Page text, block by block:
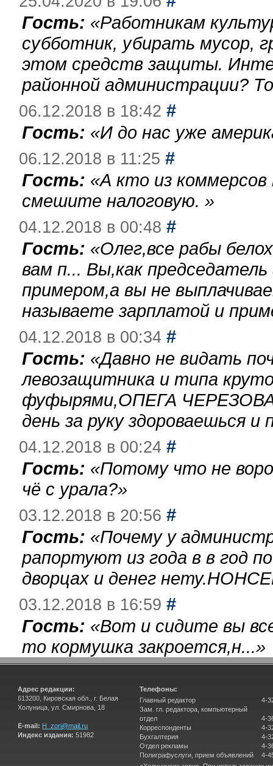
Гость: «Работникам
субботник, убирать мусор,
этом средств защиты.
районной администрации?
06.12.2018 в 18:42 #
Гость: «И до нас уже
06.12.2018 в 11:25 #
Гость: «А кто из
смешите налоговую. »
04.12.2018 в 00:48 #
Гость: «Олег,все рабы
вам п... Вы,как
примером,а вы не
называете зарплатой и
04.12.2018 в 00:34 #
Гость: «Давно не видать
левозащитника и типа
фуфырями,ОПЕГА
день за руку здороваешься
04.12.2018 в 00:24 #
Гость: «Потому что не
чё с урала?»
03.12.2018 в 20:56 #
Гость: «Почему у
рапортуют из года в в год
дворцах и денег
03.12.2018 в 16:59 #
Гость: «Вот и сидите вы
то кормушка закроется,н...»
Адрес редакции:
613200, Кировская обл., г. Белая
Холуница, ул. Смирнова, 18
E-mail: H_zori@mail.ru
Индекс издания: 51982
Телефоны:
Главный редактор
Зам. гл. редактора, компьютерный
отдел
Корреспонденты
Бухгалтерия
Отдел рекламы
Полиграфуслуги, прием объявлений
4-
4-
4-
4-
4-
4-